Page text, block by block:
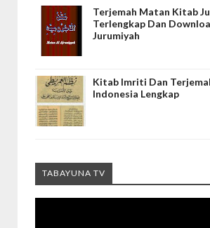
Terjemah Matan Kitab
Terlengkap Dan
Jurumiyah
Kitab Imriti Dan
Indonesia Lengkap
TABAYUNA TV